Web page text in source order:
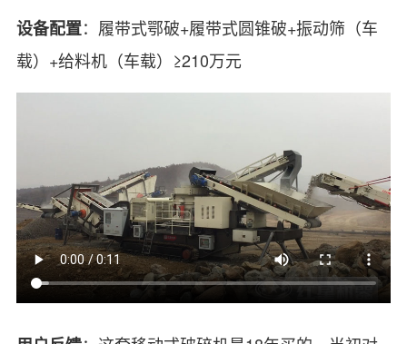
设备配置：履带式鄂破+履带式圆锥破+振动筛（车
载）+给料机（车载）≥210万元